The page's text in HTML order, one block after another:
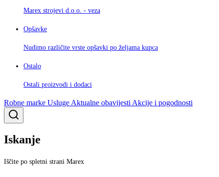
Marex strojevi d.o.o. - veza
Opšavke
Nudimo različite vrste opšavki po željama kupca
Ostalo
Ostali proizvodi i dodaci
Robne marke Usluge Aktualne obavijesti Akcije i pogodnosti
Iskanje
Iščite po spletni strani Marex